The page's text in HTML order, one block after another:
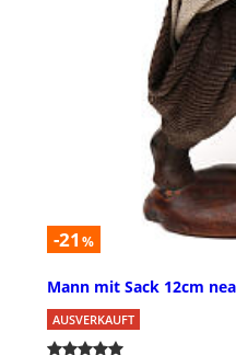
-21 %
Mann mit Sack 12cm
AUSVERKAUFT